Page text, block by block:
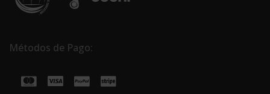
Métodos de Pago: